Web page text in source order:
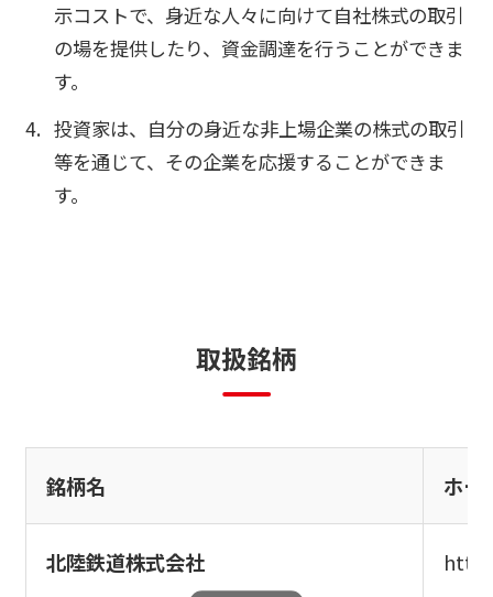
示コストで、身近な人々に向けて自社株式の取引
の場を提供したり、資金調達を行うことができま
す。
投資家は、自分の身近な非上場企業の株式の取引
等を通じて、その企業を応援することができま
す。
取扱銘柄
銘柄名 ホー
北陸鉄道株式会社